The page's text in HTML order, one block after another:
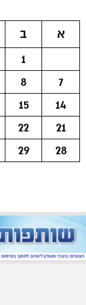
א
ב
1
7
8
14
15
21
22
28
29